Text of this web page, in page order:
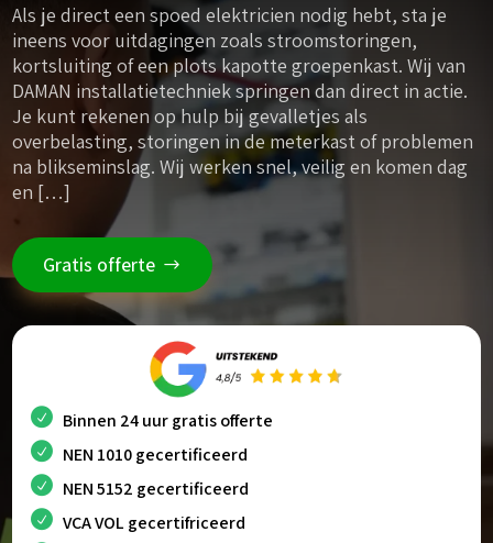
Als je direct een spoed elektricien nodig hebt, sta je
ineens voor uitdagingen zoals stroomstoringen,
kortsluiting of een plots kapotte groepenkast. Wij van
DAMAN installatietechniek springen dan direct in actie.
Je kunt rekenen op hulp bij gevalletjes als
overbelasting, storingen in de meterkast of problemen
na blikseminslag. Wij werken snel, veilig en komen dag
en […]
Gratis offerte
Binnen 24 uur gratis offerte
NEN 1010 gecertificeerd
NEN 5152 gecertificeerd
VCA VOL gecertifriceerd